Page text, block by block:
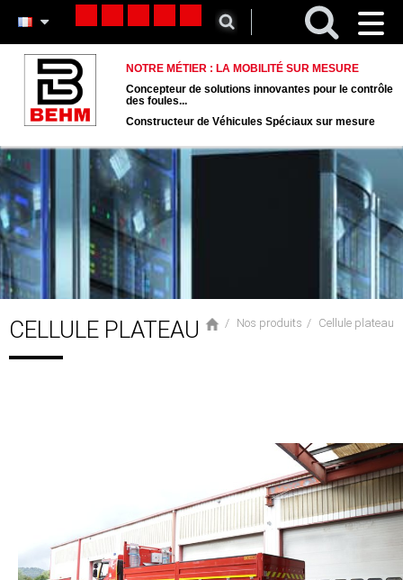
NOTRE MÉTIER : LA MOBILITÉ SUR MESURE
Concepteur de solutions innovantes pour le contrôle
des foules...
Constructeur de Véhicules Spéciaux sur mesure
Nos produits Cellule plateau
CELLULE PLATEAU